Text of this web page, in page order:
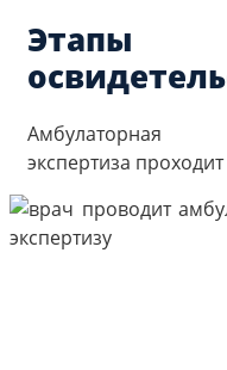
Этапы
Амбулаторная
экспертиза